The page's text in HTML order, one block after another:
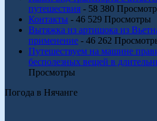
путешествия - 58 380
Контакты - 46 529 Просмотры
Вытяжка из артишока из
применение - 46 262
Путешествуем на машине
бесполезных вещей в
Просмотры
Погода в Нячанге